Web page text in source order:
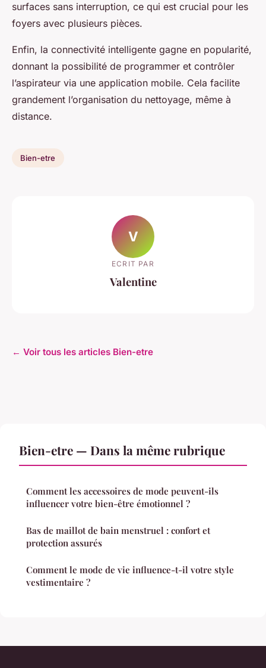
surfaces sans interruption, ce qui est crucial pour les
foyers avec plusieurs pièces.
Enfin, la connectivité intelligente gagne en popularité,
donnant la possibilité de programmer et contrôler
l’aspirateur via une application mobile. Cela facilite
grandement l’organisation du nettoyage, même à
distance.
Bien-etre
V
ECRIT PAR
Valentine
← Voir tous les articles Bien-etre
Bien-etre — Dans la même rubrique
Comment les accessoires de mode peuvent-ils
influencer votre bien-être émotionnel ?
Bas de maillot de bain menstruel : confort et
protection assurés
Comment le mode de vie influence-t-il votre style
vestimentaire ?